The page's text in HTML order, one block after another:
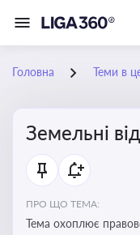
Головна Теми в
Земельні
ПРО ЩО ТЕМА:
Тема охоплює